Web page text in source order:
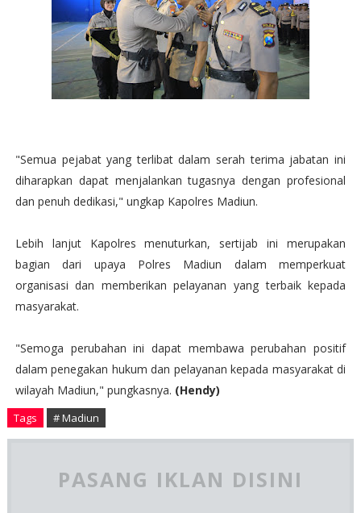
"Semua pejabat yang terlibat dalam serah terima jabatan ini
diharapkan dapat menjalankan tugasnya dengan profesional
dan penuh dedikasi," ungkap Kapolres Madiun.
Lebih lanjut Kapolres menuturkan, sertijab ini merupakan
bagian dari upaya Polres Madiun dalam memperkuat
organisasi dan memberikan pelayanan yang terbaik kepada
masyarakat.
"Semoga perubahan ini dapat membawa perubahan positif
dalam penegakan hukum dan pelayanan kepada masyarakat di
wilayah Madiun," pungkasnya. (Hendy)
Tags # Madiun
PASANG IKLAN DISINI